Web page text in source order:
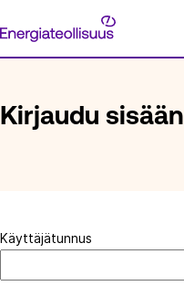
suoraan
Energiateollisuus
ETUSIVU
Kirjaudu
Käyttäjätunnus